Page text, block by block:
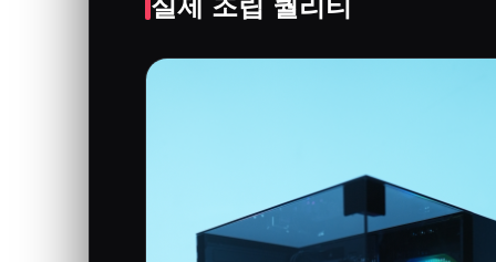
실제 조립 퀄리티